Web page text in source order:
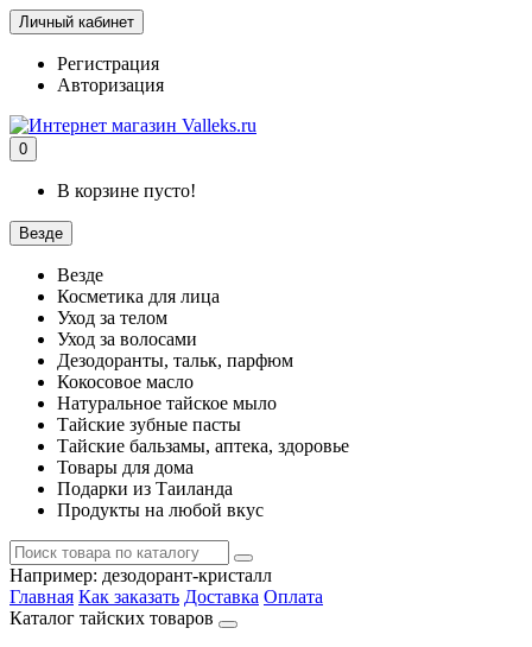
Личный кабинет
Регистрация
Авторизация
0
В корзине пусто!
Везде
Везде
Косметика для лица
Уход за телом
Уход за волосами
Дезодоранты, тальк, парфюм
Кокосовое масло
Натуральное тайское мыло
Тайские зубные пасты
Тайские бальзамы, аптека, здоровье
Товары для дома
Подарки из Таиланда
Продукты на любой вкус
Например: дезодорант-кристалл
Главная Как заказать Доставка Оплата
Каталог тайских товаров